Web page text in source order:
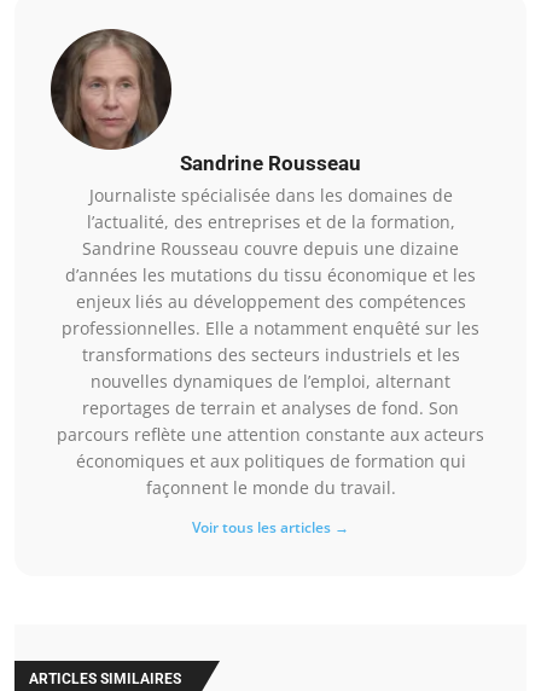
Sandrine Rousseau
Journaliste spécialisée dans les domaines de
l’actualité, des entreprises et de la formation,
Sandrine Rousseau couvre depuis une dizaine
d’années les mutations du tissu économique et les
enjeux liés au développement des compétences
professionnelles. Elle a notamment enquêté sur les
transformations des secteurs industriels et les
nouvelles dynamiques de l’emploi, alternant
reportages de terrain et analyses de fond. Son
parcours reflète une attention constante aux acteurs
économiques et aux politiques de formation qui
façonnent le monde du travail.
Voir tous les articles →
ARTICLES SIMILAIRES